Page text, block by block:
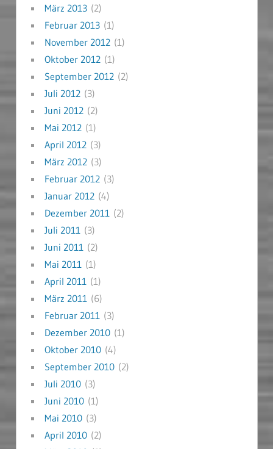
März 2013(2)
Februar 2013(1)
November 2012(1)
Oktober 2012(1)
September 2012(2)
Juli 2012(3)
Juni 2012(2)
Mai 2012(1)
April 2012(3)
März 2012(3)
Februar 2012(3)
Januar 2012(4)
Dezember 2011 (2)
Juli 2011 (3)
Juni 2011 (2)
Mai 2011 (1)
April 2011 (1)
März 2011 (6)
Februar 2011 (3)
Dezember 2010(1)
Oktober 2010(4)
September 2010(2)
Juli 2010(3)
Juni 2010(1)
Mai 2010(3)
April 2010(2)